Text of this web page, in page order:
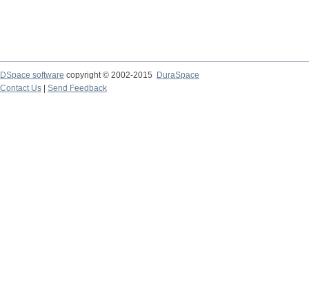
DSpace software copyright © 2002-2015
DuraSpace
Contact Us
Send Feedback